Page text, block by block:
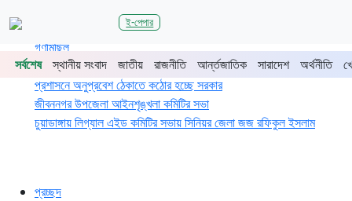
ই-পেপার
জুলাই গণঅভ্যুত্থানের দ্বিতীয় বর্ষপূর্তিতে চুয়াডাঙ্গা-মেহেরপুরে জামায়াতের
গণমিছিল
চুয়াডাঙ্গায় সওজের বাসভবন ও সড়কের ২৬টি গাছ প্রায় ৫ লাখে নিলামে বিক্রি
প্রশাসনে অনুপ্রবেশ ঠেকাতে কঠোর হচ্ছে সরকার
জীবননগর উপজেলা আইনশৃঙ্খলা কমিটির সভা
চুয়াডাঙ্গায় লিগ্যাল এইড কমিটির সভায় সিনিয়র জেলা জজ রফিকুল ইসলাম
সর্বশেষ স্থানীয় সংবাদ জাতীয় রাজনীতি আর্ন্তজাতিক সারাদেশ অর্থনীতি
প্রচ্ছদ